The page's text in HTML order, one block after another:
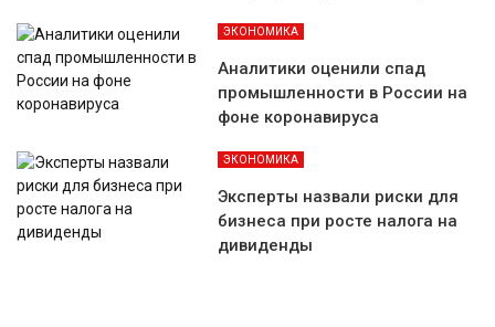
ЭКОНОМИКА
Аналитики оценили спад
промышленности в России на
фоне коронавируса
ЭКОНОМИКА
Эксперты назвали риски для
бизнеса при росте налога на
дивиденды